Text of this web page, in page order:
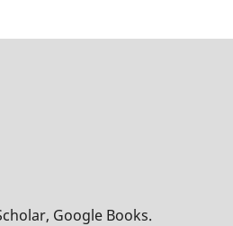
Google Books.